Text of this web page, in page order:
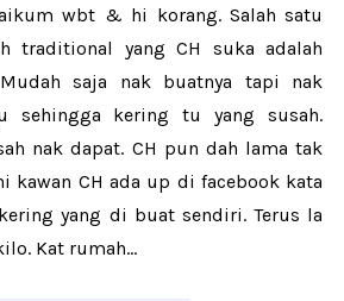
wbt & hi korang. Salah satu
traditional yang CH suka adalah
saja nak buatnya tapi nak
sehingga kering tu yang susah.
nak dapat. CH pun dah lama tak
kawan CH ada up di facebook kata
yang di buat sendiri. Terus la
Kat rumah...